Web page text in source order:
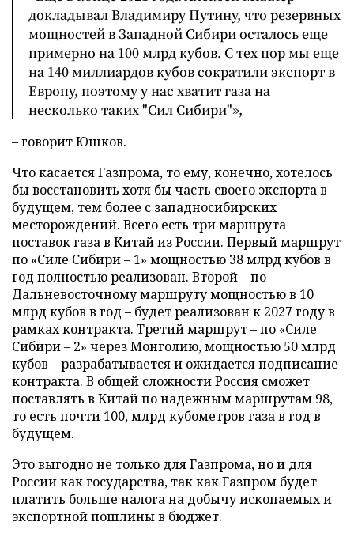
докладывал Владимиру Путину, что резервных
мощностей в Западной Сибири осталось еще
примерно на 100 млрд кубов. С тех пор мы еще
на 140 миллиардов кубов сократили экспорт в
Европу, поэтому у нас хватит газа на
несколько таких "Сил Сибири"»,
– говорит Юшков.
Что касается Газпрома, то ему, конечно, хотелось
бы восстановить хотя бы часть своего экспорта в
будущем, тем более с западносибирских
месторождений. Всего есть три маршрута
поставок газа в Китай из России. Первый маршрут
по «Силе Сибири – 1» мощностью 38 млрд кубов в
год полностью реализован. Второй – по
Дальневосточному маршруту мощностью в 10
млрд кубов в год – будет реализован к 2027 году в
рамках контракта. Третий маршрут – по «Силе
Сибири – 2» через Монголию, мощностью 50 млрд
кубов – разрабатывается и ожидается подписание
контракта. В общей сложности Россия сможет
поставлять в Китай по надежным маршрутам 98,
то есть почти 100, млрд кубометров газа в год в
будущем.
Это выгодно не только для Газпрома, но и для
России как государства, так как Газпром будет
платить больше налога на добычу ископаемых и
экспортной пошлины в бюджет.